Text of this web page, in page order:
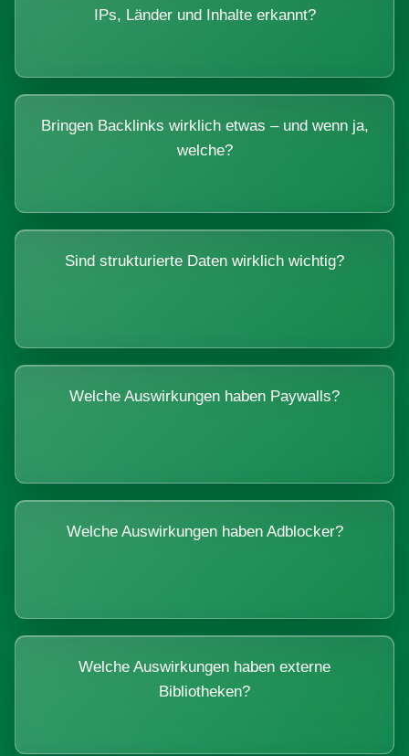
IPs, Länder und Inhalte erkannt?
Bringen Backlinks wirklich etwas – und wenn ja,
welche?
Sind strukturierte Daten wirklich wichtig?
Welche Auswirkungen haben Paywalls?
Welche Auswirkungen haben Adblocker?
Welche Auswirkungen haben externe
Bibliotheken?